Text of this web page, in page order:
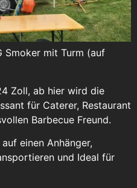
Smoker mit Turm (auf
Zoll, ab hier wird die
für Caterer, Restaurant
Barbecue Freund.
einen Anhänger,
und Ideal für